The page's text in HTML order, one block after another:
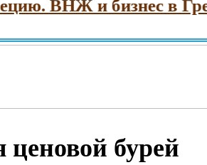
ВНЖ и бизнес в Греции
бурей